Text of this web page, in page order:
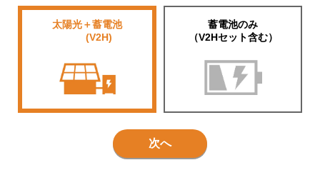
太陽光＋蓄電池
(V2H)
蓄電池のみ
（V2Hセット含む）
次へ